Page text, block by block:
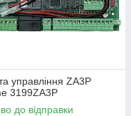
управління ZA3P
3199ZA3P
до відправки